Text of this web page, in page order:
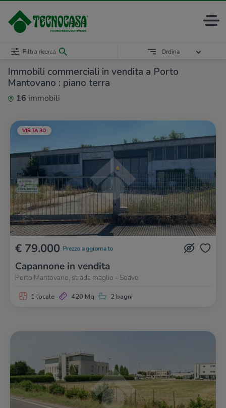
Immobili commerciali in vendita a Porto
Mantovano : piano terra
16 immobili
Filtra ricerca Ordina
VISITA 3D
€ 79.000 Prezzo aggiornato
Capannone in vendita
Porto Mantovano, strada maglio - Soave
1 locale 420 Mq 2 bagni